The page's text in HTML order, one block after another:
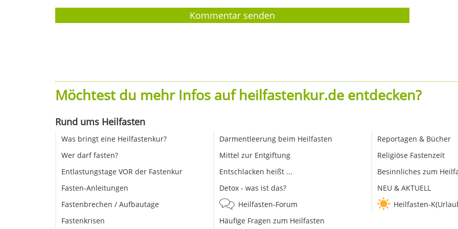
Möchtest du mehr Infos auf heilfastenkur.de entdecken?
Rund ums Heilfasten
Was bringt eine Heilfastenkur?
Wer darf fasten?
Entlastungstage VOR der Fastenkur
Fasten-Anleitungen
Fastenbrechen / Aufbautage
Fastenkrisen
Darmentleerung beim Heilfasten
Mittel zur Entgiftung
Entschlacken heißt ...
Detox - was ist das?
Heilfasten-Forum
Häufige Fragen zum Heilfasten
Reportagen & Bücher
Religiöse Fastenzeit
Besinnliches zum
NEU & AKTUELL
Heilfasten-